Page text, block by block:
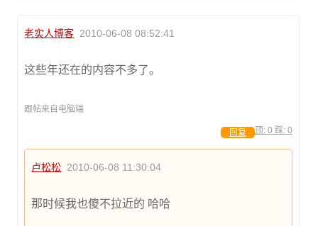
老实人博客 2010-06-08 08:52:41
这些年还在的内容不多了。
跟帖来自电脑端
顶: 0 踩: 0
回复
卢松松 2010-06-08 11:30:04
那时候我也傻不拉近的 哈哈